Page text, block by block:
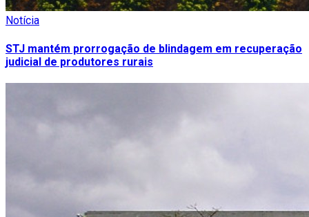
Notícia
STJ mantém prorrogação de blindagem em recuperação
judicial de produtores rurais